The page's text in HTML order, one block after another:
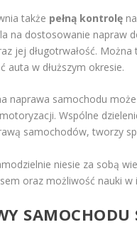
także pełną kontrolę
na dostosowanie napraw
jej długotrwałość.
auta w dłuższym okresie.
naprawa samochodu
Wspólne
samochodów, tworzy
niesie za sobą
oraz możliwość nauki